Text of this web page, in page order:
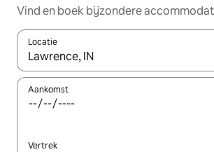
Vind en boek bijzondere
Locatie
Wanneer er suggesties beschikbaar
Aankomst
Vertrek